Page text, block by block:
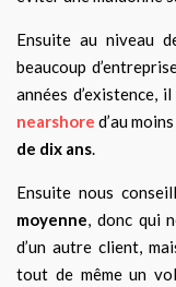
Ensuite au niveau
beaucoup
années d’existence,
nearshore d’au
de dix ans
Ensuite nous
moyenne , donc qui
d’un autre client,
tout de même un